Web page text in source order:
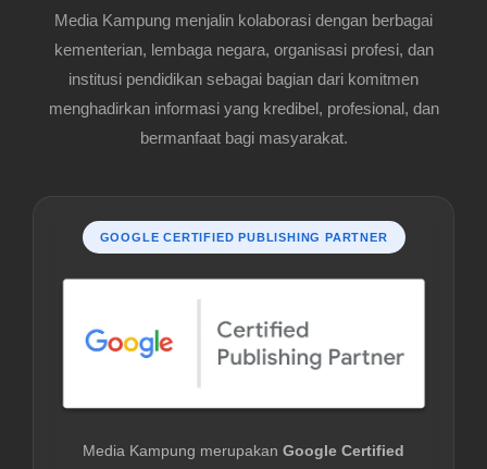
Media Kampung menjalin kolaborasi dengan berbagai
kementerian, lembaga negara, organisasi profesi, dan
institusi pendidikan sebagai bagian dari komitmen
menghadirkan informasi yang kredibel, profesional, dan
bermanfaat bagi masyarakat.
GOOGLE CERTIFIED PUBLISHING PARTNER
Media Kampung merupakan Google Certified